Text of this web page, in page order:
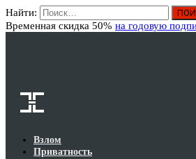
Найти:
Временная скидка 50% на годовую
Взлом
Приватность